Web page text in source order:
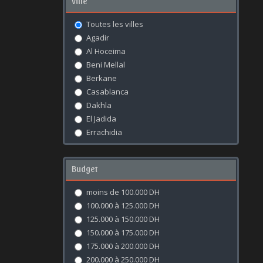
Toutes les villes
Agadir
Al Hoceima
Beni Mellal
Berkane
Casablanca
Dakhla
El Jadida
Errachidia
Essaouira
Fès
Kénitra
Budget
moins de 100.000 DH
100.000 à 125.000 DH
125.000 à 150.000 DH
150.000 à 175.000 DH
175.000 à 200.000 DH
200.000 à 250.000 DH